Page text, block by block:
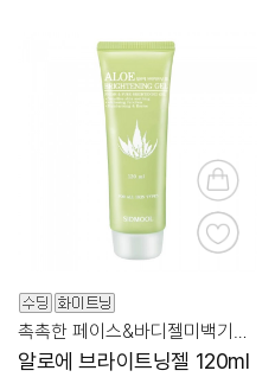
알로에 브라이트닝젤 120ml